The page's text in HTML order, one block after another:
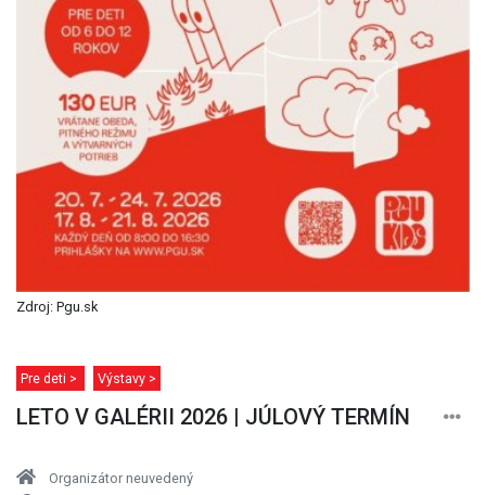
Zdroj: Pgu.sk
Pre deti > Výstavy >
LETO V GALÉRII 2026 | JÚLOVÝ TERMÍN
Organizátor neuvedený